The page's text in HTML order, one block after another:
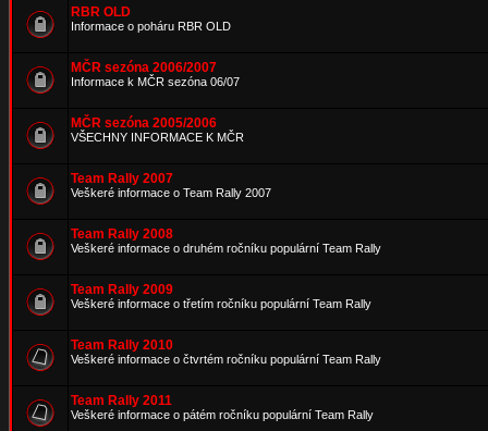
RBR OLD
Informace o poháru RBR OLD
MČR sezóna 2006/2007
Informace k MČR sezóna 06/07
MČR sezóna 2005/2006
VŠECHNY INFORMACE K MČR
Team Rally 2007
Veškeré informace o Team Rally 2007
Team Rally 2008
Veškeré informace o druhém ročníku populární Team Rally
Team Rally 2009
Veškeré informace o třetím ročníku populární Team Rally
Team Rally 2010
Veškeré informace o čtvrtém ročníku populární Team Rally
Team Rally 2011
Veškeré informace o pátém ročníku populární Team Rally